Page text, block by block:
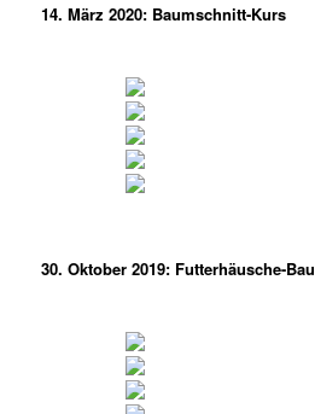
14. März 2020: Baumschnitt-Kurs
30. Oktober 2019: Futterhäusche-Bau